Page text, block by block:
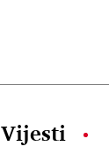
Vijesti